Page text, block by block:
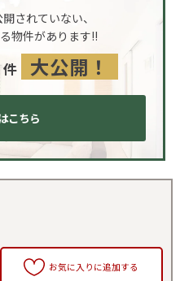
されていない、
物件があります!!
件 大公開！
こちら
お気に入りに追加する